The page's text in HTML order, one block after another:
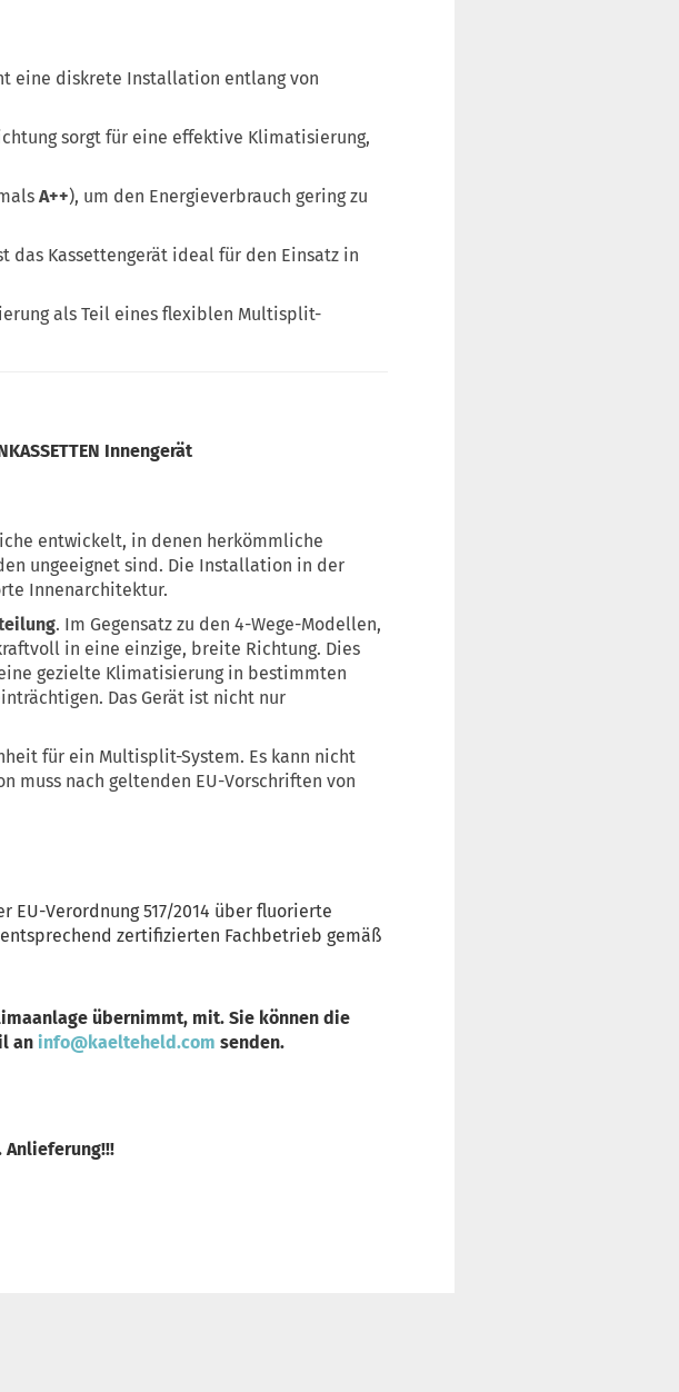
eine diskrete Installation entlang von
sorgt für eine effektive Klimatisierung,
A++), um den Energieverbrauch gering zu
das Kassettengerät ideal für den Einsatz in
als Teil eines flexiblen Multisplit-
Innengerät
entwickelt, in denen herkömmliche
ungeeignet sind. Die Installation in der
Innenarchitektur.
. Im Gegensatz zu den 4-Wege-Modellen,
in eine einzige, breite Richtung. Dies
gezielte Klimatisierung in bestimmten
Das Gerät ist nicht nur
für ein Multisplit-System. Es kann nicht
muss nach geltenden EU-Vorschriften von
EU-Verordnung 517/2014 über fluorierte
entsprechend zertifizierten Fachbetrieb gemäß
übernimmt, mit. Sie können die
an info@kaelteheld.com senden.